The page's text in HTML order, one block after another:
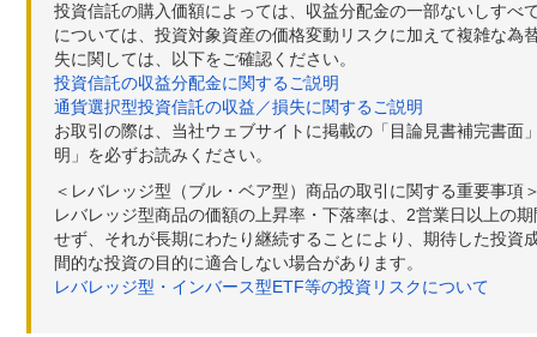
投資信託の購入価額によっては、収益分配金の一部ないしす
については、投資対象資産の価格変動リスクに加えて複雑な
失に関しては、以下をご確認ください。
投資信託の収益分配金に関するご説明
通貨選択型投資信託の収益／損失に関するご説明
お取引の際は、当社ウェブサイトに掲載の「目論見書補完書
明」を必ずお読みください。
＜レバレッジ型（ブル・ベア型）商品の取引に関する重要事項
レバレッジ型商品の価額の上昇率・下落率は、2営業日以上の
せず、それが長期にわたり継続することにより、期待した投
間的な投資の目的に適合しない場合があります。
レバレッジ型・インバース型ETF等の投資リスクについて